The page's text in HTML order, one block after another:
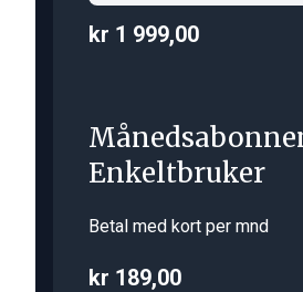
kr 1 999,00
Enkeltbruker
Betal med kort per mnd
kr 189,00